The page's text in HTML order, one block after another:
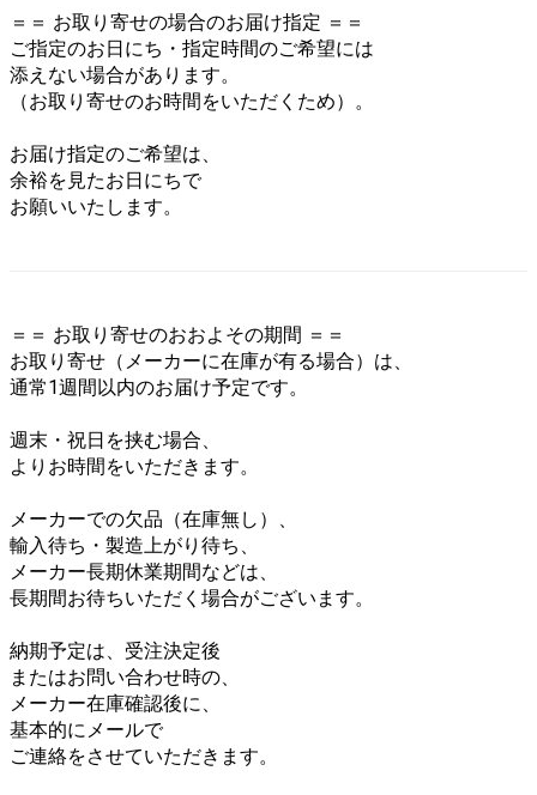
＝＝ お取り寄せの場合のお届け指定 ＝＝
ご指定のお日にち・指定時間のご希望には
添えない場合があります。
（お取り寄せのお時間をいただくため）。
お届け指定のご希望は、
余裕を見たお日にちで
お願いいたします。
＝＝ お取り寄せのおおよその期間 ＝＝
お取り寄せ（メーカーに在庫が有る場合）は、
通常1週間以内のお届け予定です。
週末・祝日を挟む場合、
よりお時間をいただきます。
メーカーでの欠品（在庫無し）、
輸入待ち・製造上がり待ち、
メーカー長期休業期間などは、
長期間お待ちいただく場合がございます。
納期予定は、受注決定後
またはお問い合わせ時の、
メーカー在庫確認後に、
基本的にメールで
ご連絡をさせていただきます。